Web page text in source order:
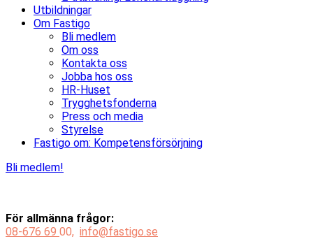
Utbildningar
Om Fastigo
Bli medlem
Om oss
Kontakta oss
Jobba hos oss
HR-Huset
Trygghetsfonderna
Press och media
Styrelse
Fastigo om: Kompetensförsörjning
Bli medlem!
För allmänna frågor:
08-676 69 00, info@fastigo.se